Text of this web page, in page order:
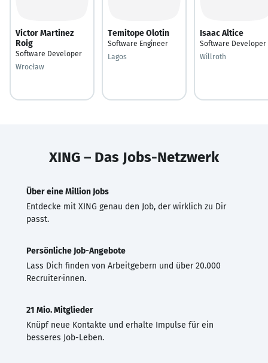
Victor Martinez
Roig
Software Developer
Wrocław
Temitope Olotin
Software Engineer
Lagos
Isaac Altice
Software Developer
Willroth
XING – Das Jobs-Netzwerk
Über eine Million Jobs
Entdecke mit XING genau den Job, der wirklich zu Dir
passt.
Persönliche Job-Angebote
Lass Dich finden von Arbeitgebern und über 20.000
Recruiter·innen.
21 Mio. Mitglieder
Knüpf neue Kontakte und erhalte Impulse für ein
besseres Job-Leben.